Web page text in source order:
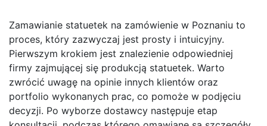
Zamawianie statuetek na zamówienie w Poznaniu to
proces, który zazwyczaj jest prosty i intuicyjny.
Pierwszym krokiem jest znalezienie odpowiedniej
firmy zajmującej się produkcją statuetek. Warto
zwrócić uwagę na opinie innych klientów oraz
portfolio wykonanych prac, co pomoże w podjęciu
decyzji. Po wyborze dostawcy następuje etap